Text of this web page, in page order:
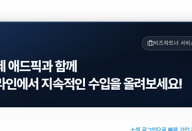
비즈파트너 서비
애드픽과 함께
인에서 지속적인 수입을 올려보세요!